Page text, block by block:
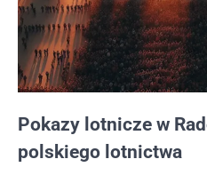
Pokazy lotnicze w
polskiego lotnictwa